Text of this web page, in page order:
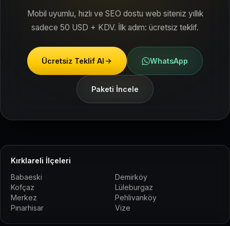
Mobil uyumlu, hızlı ve SEO dostu web siteniz yıllık
sadece 50 USD + KDV. İlk adım: ücretsiz teklif.
Ücretsiz Teklif Al WhatsApp
Paketi İncele
Kırklareli İlçeleri
Babaeski
Demirköy
Kofçaz
Lüleburgaz
Merkez
Pehlivanköy
Pınarhisar
Vize